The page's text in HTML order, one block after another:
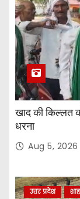
खाद की किल्लत
धरना
Aug 5, 2026
उत्तर प्रदेश